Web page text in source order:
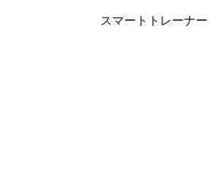
スマートトレーナー